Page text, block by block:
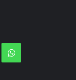
WhatsApp